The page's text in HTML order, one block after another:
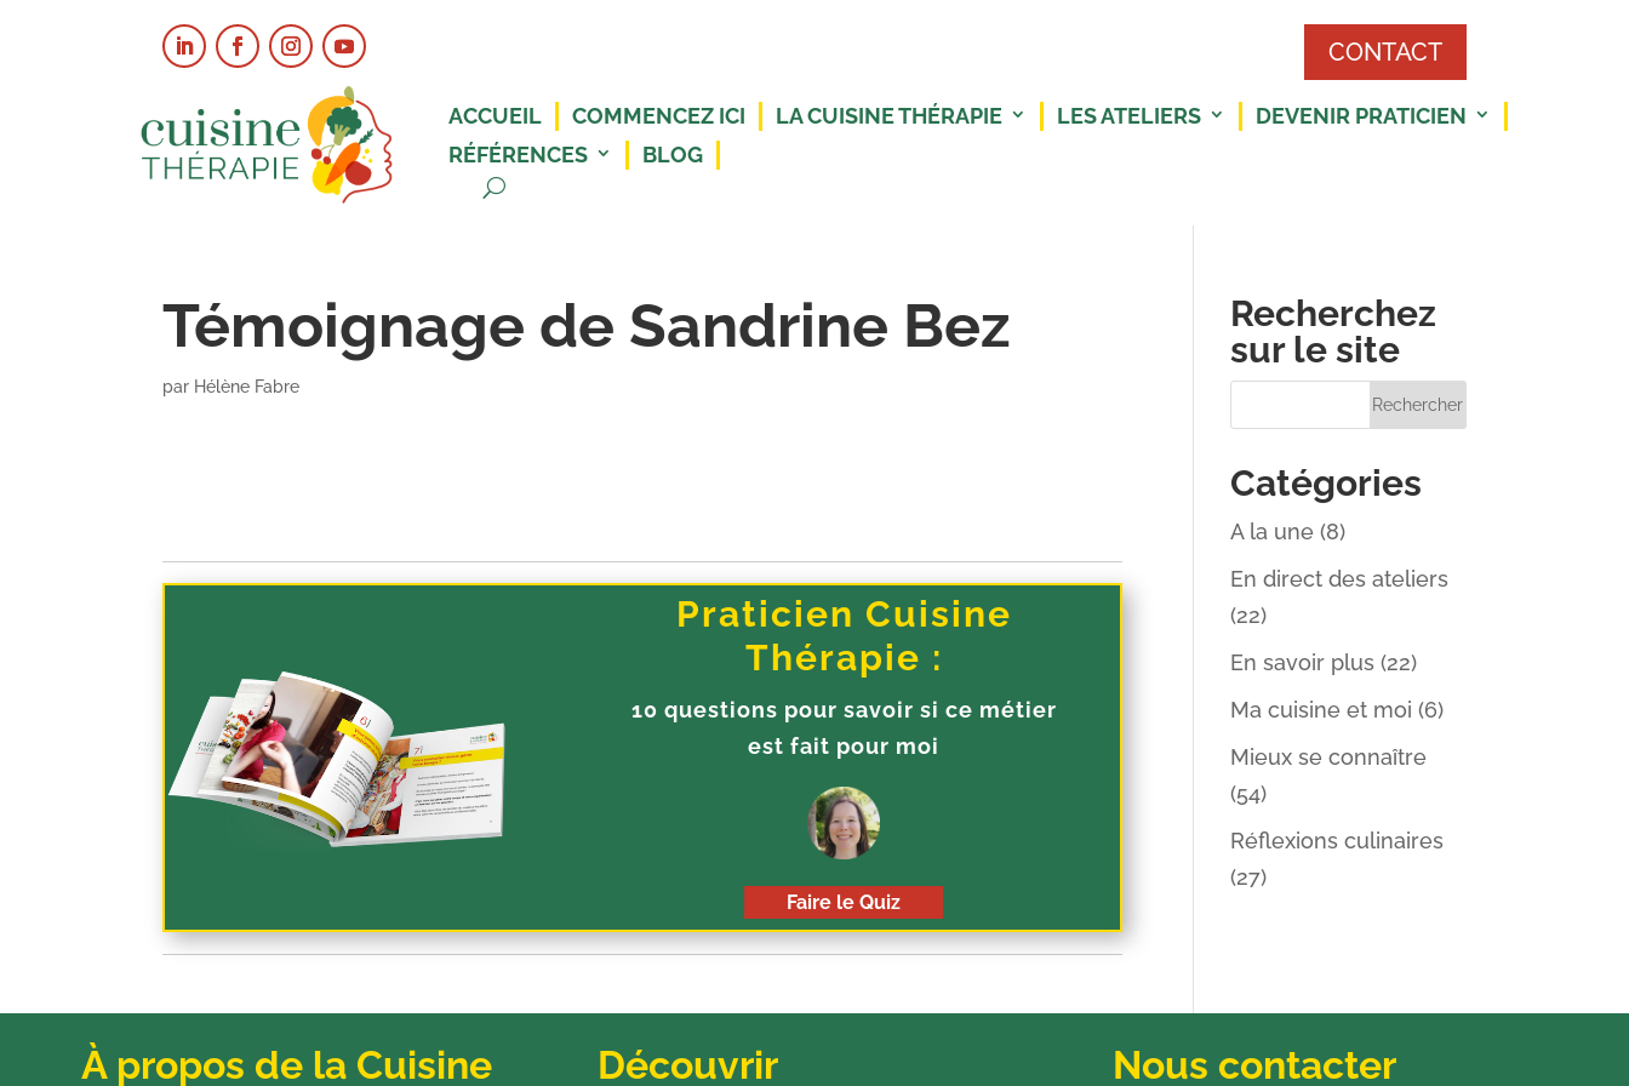
CONTACT
ACCUEIL COMMENCEZ ICI LA CUISINE THÉRAPIE LES ATELIERS
DEVENIR PRATICIEN
RÉFÉRENCES
BLOG
Témoignage de Sandrine Bez
par Hélène Fabre
Praticien Cuisine
Thérapie :
10 questions pour savoir si ce métier
est fait pour moi
Faire le Quiz
Recherchez
sur le site
Catégories
A la une (8)
En direct des ateliers
(22)
En savoir plus (22)
Ma cuisine et moi (6)
Mieux se connaître
(54)
Réflexions culinaires
(27)
À propos de la Cuisine
Découvrir Nous contacter